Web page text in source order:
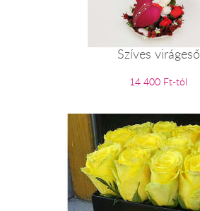
Szíves virágeső
14 400 Ft-tól